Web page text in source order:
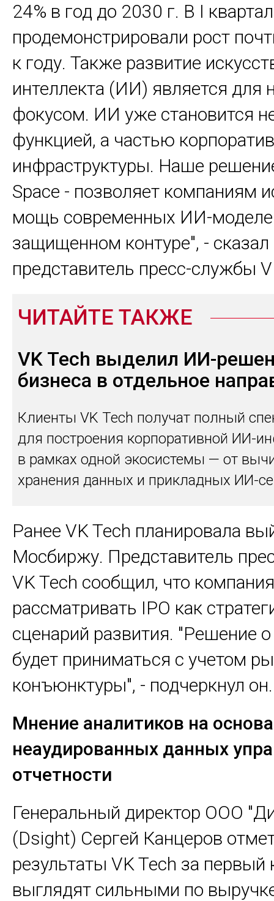
24% в год до 2030 г. В I
продемонстрировали рост
к году. Также развитие
интеллекта (ИИ) является
фокусом. ИИ уже становится
функцией, а частью
инфраструктуры. Наше
Space - позволяет компаниям
мощь современных ИИ-
защищенном контуре", - сказал
представитель пресс-службы
ЧИТАЙТЕ ТАКЖЕ
VK Tech выделил ИИ-
бизнеса в отдельное
Клиенты VK Tech получат полный
для построения корпоративной ИИ-
в рамках одной экосистемы — от
хранения данных и прикладных ИИ-
Ранее VK Tech планировала
Мосбиржу. Представитель
VK Tech сообщил, что
рассматривать IPO как
сценарий развития. "Решение
будет приниматься с учетом
конъюнктуры", - подчеркнул он.
Мнение аналитиков на
неаудированных данных
отчетности
Генеральный директор ООО
(Dsight) Сергей Канцеров
результаты VK Tech за первый
выглядят сильными по